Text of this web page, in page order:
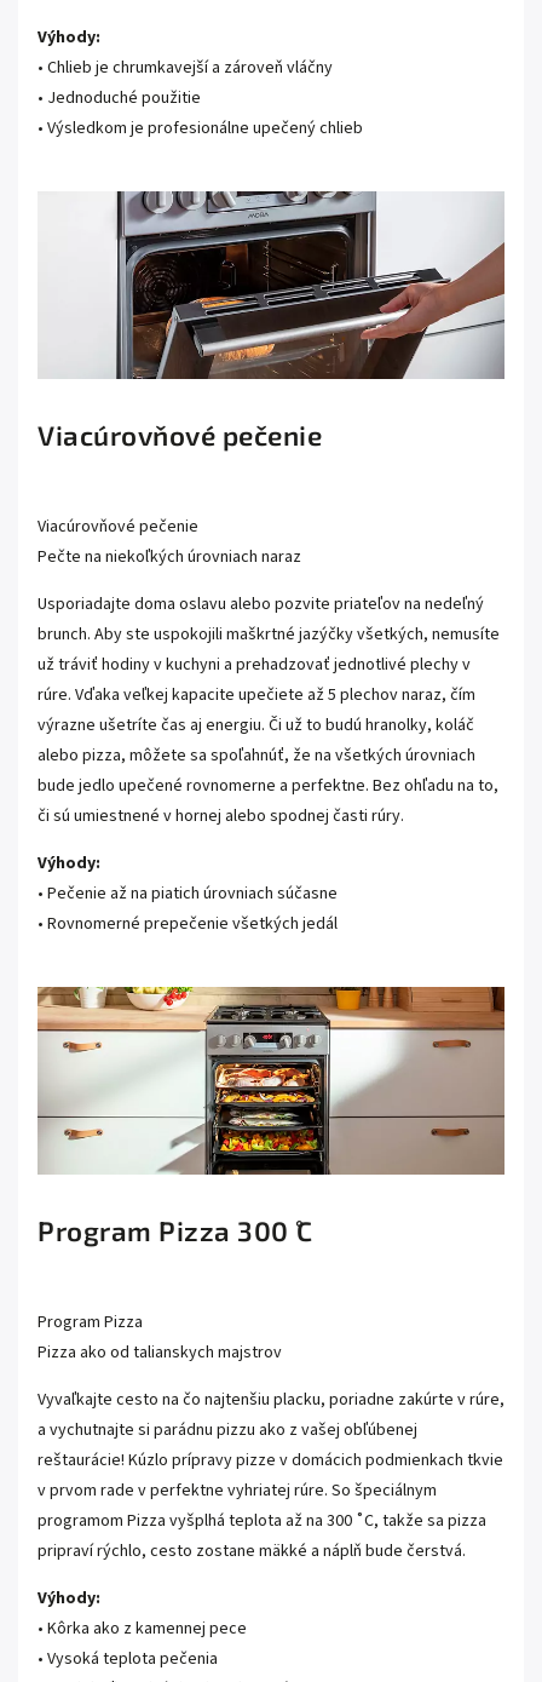
Výhody:
• Chlieb je chrumkavejší a zároveň vláčny
• Jednoduché použitie
• Výsledkom je profesionálne upečený chlieb
Viacúrovňové pečenie
Viacúrovňové pečenie
Pečte na niekoľkých úrovniach naraz
Usporiadajte doma oslavu alebo pozvite priateľov na nedeľný
brunch. Aby ste uspokojili maškrtné jazýčky všetkých, nemusíte
už tráviť hodiny v kuchyni a prehadzovať jednotlivé plechy v
rúre. Vďaka veľkej kapacite upečiete až 5 plechov naraz, čím
výrazne ušetríte čas aj energiu. Či už to budú hranolky, koláč
alebo pizza, môžete sa spoľahnúť, že na všetkých úrovniach
bude jedlo upečené rovnomerne a perfektne. Bez ohľadu na to,
či sú umiestnené v hornej alebo spodnej časti rúry.
Výhody:
• Pečenie až na piatich úrovniach súčasne
• Rovnomerné prepečenie všetkých jedál
Program Pizza 300 ˚C
Program Pizza
Pizza ako od talianskych majstrov
Vyvaľkajte cesto na čo najtenšiu placku, poriadne zakúrte v rúre,
a vychutnajte si parádnu pizzu ako z vašej obľúbenej
reštaurácie! Kúzlo prípravy pizze v domácich podmienkach tkvie
v prvom rade v perfektne vyhriatej rúre. So špeciálnym
programom Pizza vyšplhá teplota až na 300 ˚C, takže sa pizza
pripraví rýchlo, cesto zostane mäkké a náplň bude čerstvá.
Výhody:
• Kôrka ako z kamennej pece
• Vysoká teplota pečenia